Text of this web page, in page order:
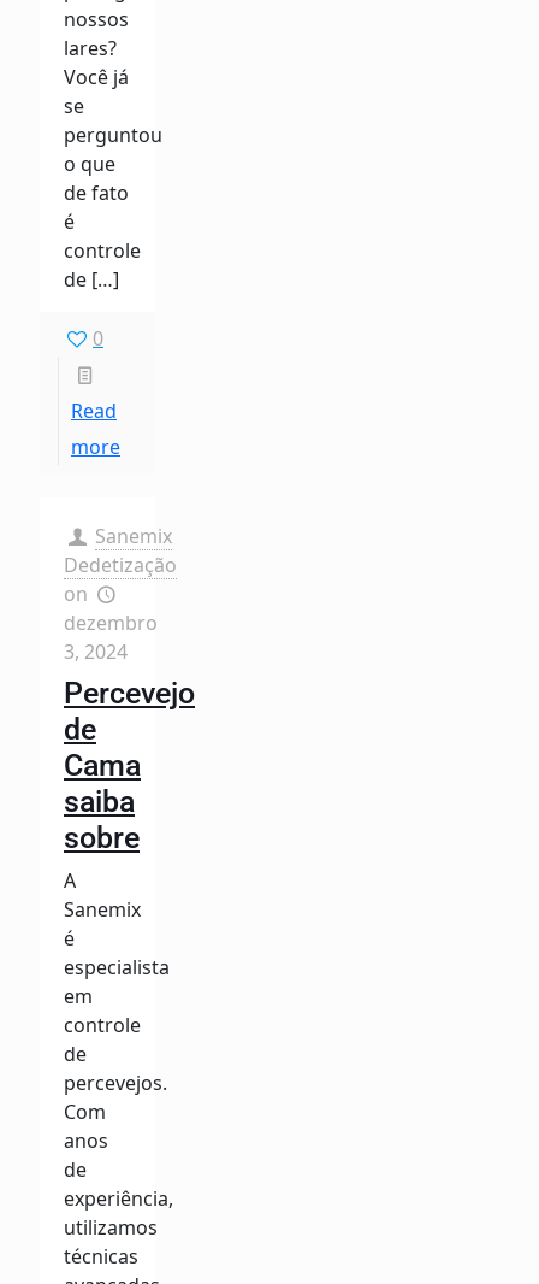
nossos
lares?
Você já
se
perguntou
o que
de fato
é
controle
de […]
0
Read
more
Sanemix
Dedetização
on
dezembro
3, 2024
Percevejo
de
Cama
saiba
sobre
A
Sanemix
é
especialista
em
controle
de
percevejos.
Com
anos
de
experiência,
utilizamos
técnicas